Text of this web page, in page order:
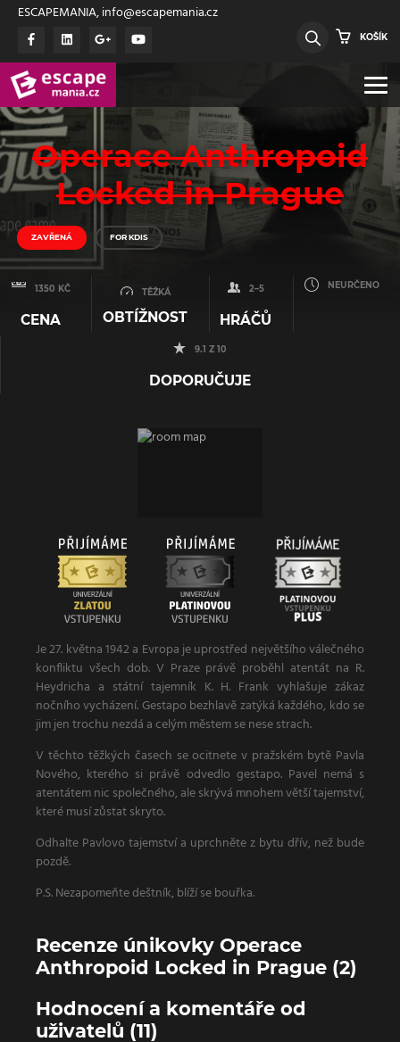
ESCAPEMANIA, info@escapemania.cz
KOŠÍK
Operace Anthropoid
Locked in Prague
ZAVŘENÁ FOR KDIS
1350 KČ
CENA
TĚŽKÁ
OBTÍŽNOST
2–5
HRÁČŮ
NEURČENO
9.1 Z 10
DOPORUČUJE
Je 27. května 1942 a Evropa je uprostřed největšího válečného
konfliktu všech dob. V Praze právě proběhl atentát na R.
Heydricha a státní tajemník K. H. Frank vyhlašuje zákaz
nočního vycházení. Gestapo bezhlavě zatýká každého, kdo se
jim jen trochu nezdá a celým městem se nese strach.
V těchto těžkých časech se ocitnete v pražském bytě Pavla
Nového, kterého si právě odvedlo gestapo. Pavel nemá s
atentátem nic společného, ale skrývá mnohem větší tajemství,
které musí zůstat skryto.
Odhalte Pavlovo tajemství a uprchněte z bytu dřív, než bude
pozdě.
P.S. Nezapomeňte deštník, blíží se bouřka.
Recenze únikovky Operace
Anthropoid Locked in Prague (2)
Hodnocení a komentáře od
uživatelů (11)